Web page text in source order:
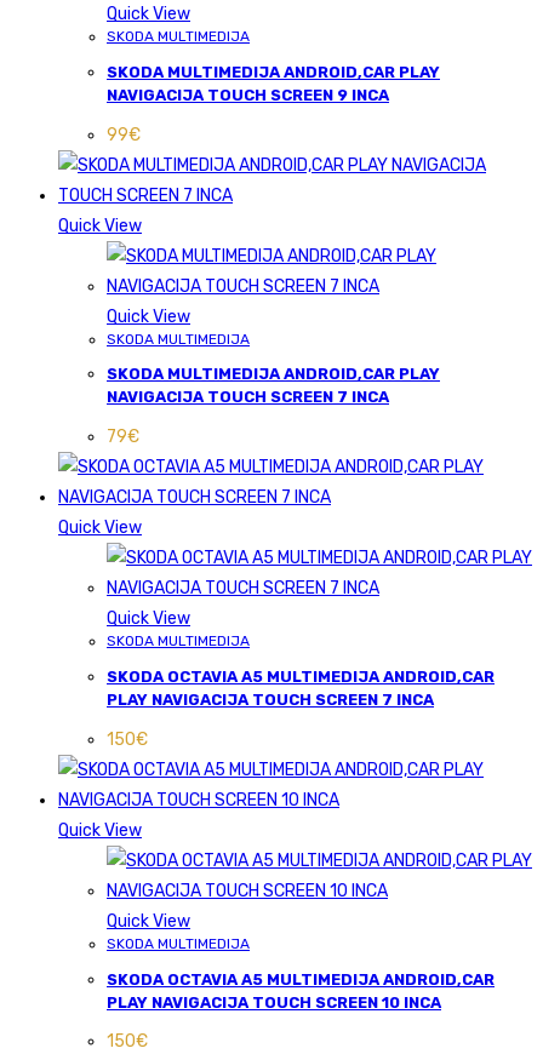
Quick View
SKODA MULTIMEDIJA
SKODA MULTIMEDIJA ANDROID,CAR PLAY
NAVIGACIJA TOUCH SCREEN 9 INCA
99€
Quick View
Quick View
SKODA MULTIMEDIJA
SKODA MULTIMEDIJA ANDROID,CAR PLAY
NAVIGACIJA TOUCH SCREEN 7 INCA
79€
Quick View
Quick View
SKODA MULTIMEDIJA
SKODA OCTAVIA A5 MULTIMEDIJA ANDROID,CAR
PLAY NAVIGACIJA TOUCH SCREEN 7 INCA
150€
Quick View
Quick View
SKODA MULTIMEDIJA
SKODA OCTAVIA A5 MULTIMEDIJA ANDROID,CAR
PLAY NAVIGACIJA TOUCH SCREEN 10 INCA
150€